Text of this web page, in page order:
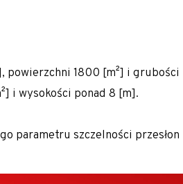
1800 [m²] i grubości
i wysokości ponad 8 [m].
parametru szczelności